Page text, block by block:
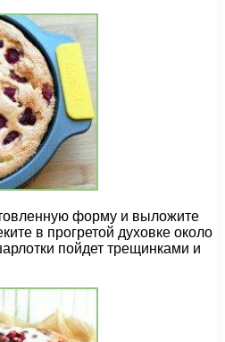
форму и выложите
в прогретой духовке около
пойдет трещинками и